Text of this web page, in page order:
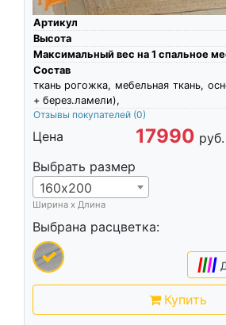
Артикул
Высота
Максимальный вес на 1 спальное
Состав
ткань рогожка, мебельная ткань,
+ берез.ламели),
Отзывы покупателей (0)
Цена 17990 руб.
Выбрать размер
160х200
Ширина х Длина
Выбрана расцветка:
||||
Купить